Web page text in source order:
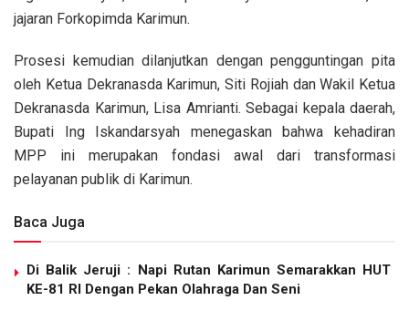
jajaran Forkopimda Karimun.
Prosesi kemudian dilanjutkan dengan pengguntingan pita
oleh Ketua Dekranasda Karimun, Siti Rojiah dan Wakil Ketua
Dekranasda Karimun, Lisa Amrianti. Sebagai kepala daerah,
Bupati Ing Iskandarsyah menegaskan bahwa kehadiran
MPP ini merupakan fondasi awal dari transformasi
pelayanan publik di Karimun.
Baca Juga
Di Balik Jeruji : Napi Rutan Karimun Semarakkan HUT
KE-81 RI Dengan Pekan Olahraga Dan Seni